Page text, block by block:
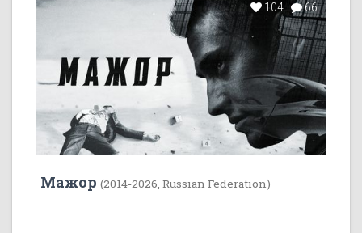
104 66
Мажор (2014-2026, Russian Federation)